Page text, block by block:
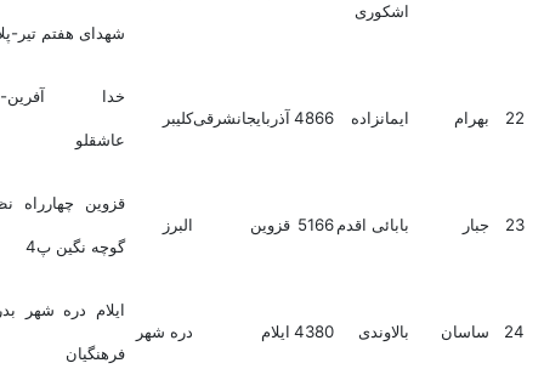
اشکوری
شهدای هفتم تیر-پلاک4
بهرام ایمانزاده 4866 آذربایجانشرقیکلیبر
خدا آفرین-روستای
جبار بابائی اقدم5166 قزوین
قزوین چهارراه نظام وفا
گوچه نگین پ4
ساسان بالاوندی 4380 ایلام دره شهر
ایلام دره شهر بدره فاز1
فرهنگیان